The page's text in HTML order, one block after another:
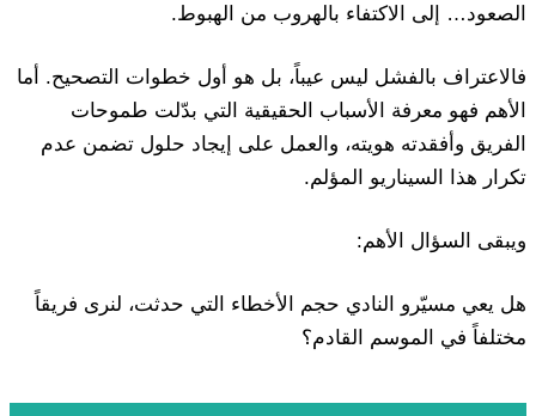
الصعود… إلى الاكتفاء بالهروب من الهبوط.
فالاعتراف بالفشل ليس عيباً، بل هو أول خطوات التصحيح. أما
الأهم فهو معرفة الأسباب الحقيقية التي بدّلت طموحات
الفريق وأفقدته هويته، والعمل على إيجاد حلول تضمن عدم
تكرار هذا السيناريو المؤلم.
ويبقى السؤال الأهم:
هل يعي مسيّرو النادي حجم الأخطاء التي حدثت، لنرى فريقاً
مختلفاً في الموسم القادم؟